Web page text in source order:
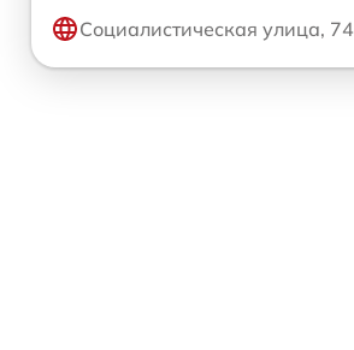
Социалистическая улица, 74